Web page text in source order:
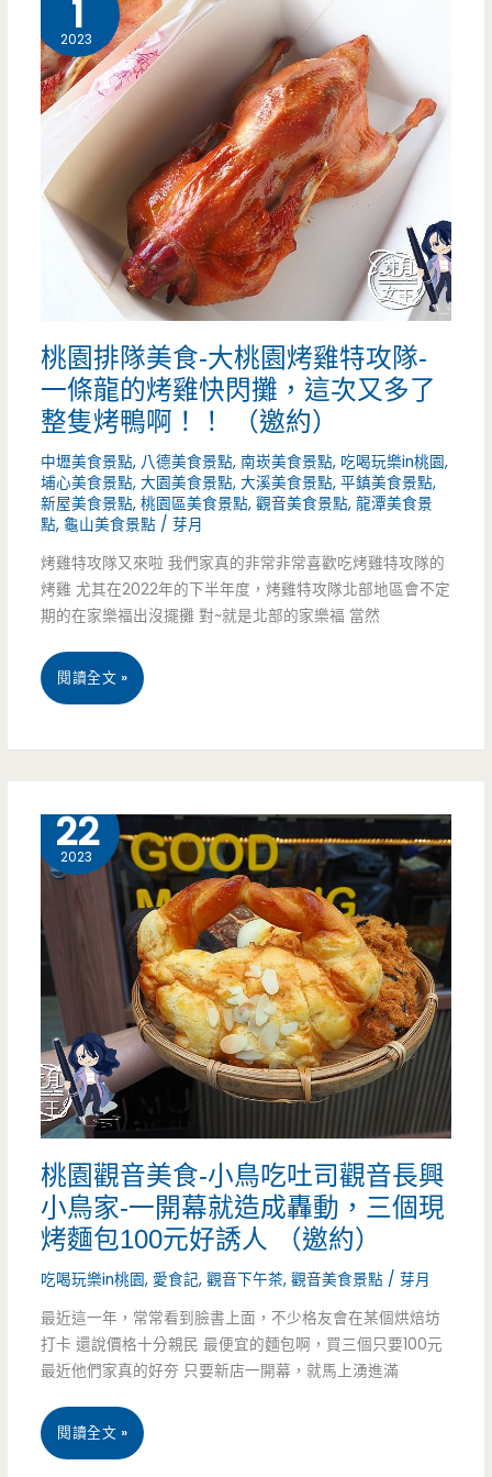
超
人
隊
多
種
口
味
選
擇
好
難
啊
1
2023
桃園排隊美食-大桃園烤雞特攻隊-
一條龍的烤雞快閃攤，這次又多了
整隻烤鴨啊！！ （邀約）
中壢美食景點, 八德美食景點,南崁美食景點, 吃喝玩樂in桃園,
埔心美食景點,大園美食景點,大溪美食景點,平鎮美食景點,
新屋美食景點,桃園區美食景點,觀音美食景點,龍潭美食景
點,龜山美食景點 /芽月
烤雞特攻隊又來啦 我們家真的非常非常喜歡吃烤雞特攻隊的
烤雞 尤其在2022年的下半年度，烤雞特攻隊北部地區會不定
期的在家樂福出沒擺攤 對~就是北部的家樂福 當然
桃
美
食-
烤
雞
特
攻
隊-
龍
烤
閱讀全文 »
22
2023
桃園觀音美食-小鳥吃吐司觀音長興
小鳥家-一開幕就造成轟動，三個現
烤麵包100元好誘人 （邀約）
吃喝玩樂in桃園, 愛食記,觀音下午茶,觀音美食景點 /芽月
最近這一年，常常看到臉書上面，不少格友會在某個烘焙坊
打卡 還說價格十分親民 最便宜的麵包啊，買三個只要100元
最近他們家真的好夯 只要新店一開幕，就馬上湧進滿
桃
閱讀全文 »